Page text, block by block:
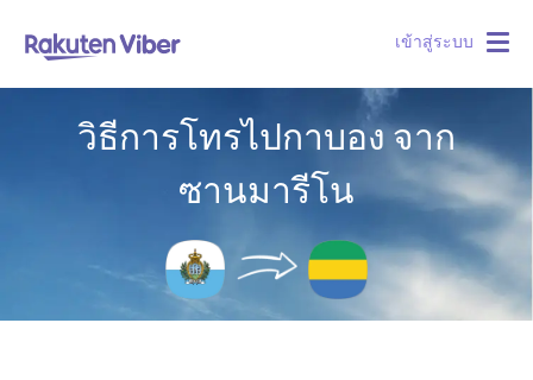
เข้าสู่ระบบ
วิธีการโทรไปกาบอง จาก
ซานมารีโน